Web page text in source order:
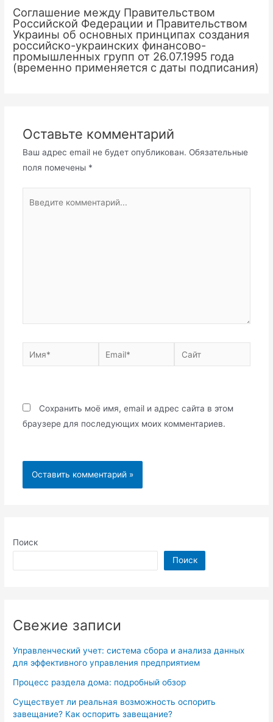
Поиск
Поиск
Свежие записи
Управленческий учет: система сбора и анализа данных
для эффективного управления предприятием
Процесс раздела дома: подробный обзор
Существует ли реальная возможность оспорить
завещание? Как оспорить завещание?
Соглашение между Правительством
Российской Федерации и Правительством
Украины об основных принципах создания
российско-украинских финансово-
промышленных групп от 26.07.1995 года
(временно применяется с даты подписания)
Оставьте комментарий
Ваш адрес email не будет опубликован. Обязательные
поля помечены *
комментарий...
Имя* Email* Сайт
Сохранить моё имя, email и адрес сайта в этом
браузере для последующих моих комментариев.